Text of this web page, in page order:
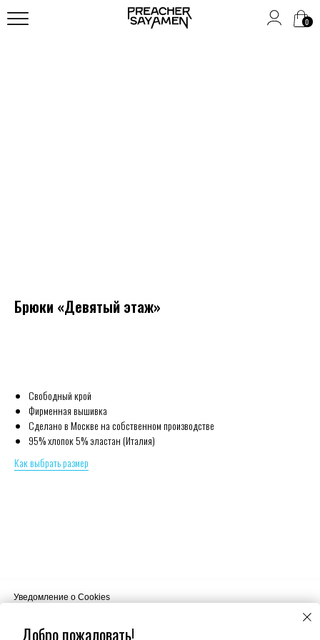
0
Добро пожаловать!
Уведомление о Cookies
вы соглашаетесь на использование нами ваших файлов cookie.
Брюки «Девятый этаж»
Свободный крой
Фирменная вышивка
Сделано в Москве на собственном производстве
95% хлопок 5% эластан (Италия)
Как выбрать размер